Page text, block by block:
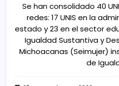
Se han consolidado 40
redes: 17 UNIS en la
estado y 23 en el sector
Igualdad Sustantiva y
Michoacanas (Seimujer)
de